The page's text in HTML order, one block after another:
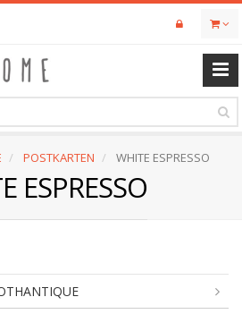
POSTKARTEN WHITE ESPRESSO
ESPRESSO